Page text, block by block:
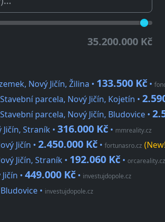
35.200.000 Kč
Nový Jičín, Žilina • 133.500 Kč •
Stavební parcela, Nový Jičín, Kojetín •
Stavební parcela, Nový Jičín, Bludovice •
Straník • 316.000 Kč • mmreality.cz
Jičín • 2.450.000 Kč • fortunasro.cz
Jičín, Straník • 192.060 Kč • orcareality.cz
• 449.000 Kč • investujdopole.cz
Bludovice • investujdopole.cz